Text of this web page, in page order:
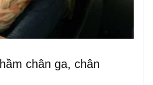
chân ga, chân